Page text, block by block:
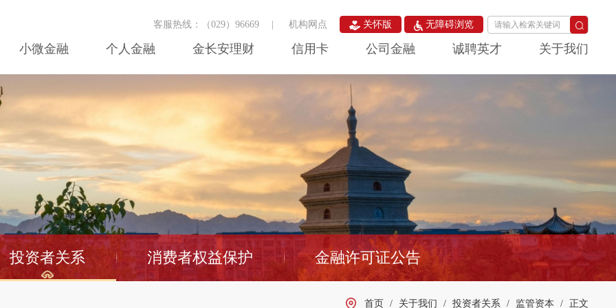
客服热线：（029）96669 | 机构网点 关怀版 无障碍浏览
小微金融 个人金融 金长安理财 信用卡 公司金融 诚聘英才 关于我们
投资者关系 消费者权益保护 金融许可证公告
首页 / 关于我们 / 投资者关系 / 监管资本 / 正文